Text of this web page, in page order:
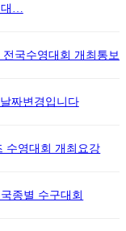
…
국수영대회 개최통보
짜변경입니다
수영대회 개최요강
종별 수구대회